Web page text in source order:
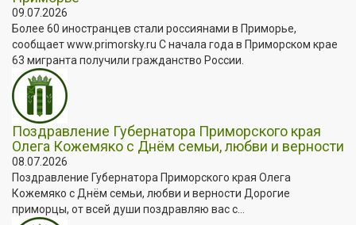
09.07.2026
Более 60 иностранцев стали россиянами в Приморье,
сообщает www.primorsky.ru С начала года в Приморском крае
63 мигранта получили гражданство России.
Поздравление Губернатора Приморского края
Олега Кожемяко с Днём семьи, любви и верности
08.07.2026
Поздравление Губернатора Приморского края Олега
Кожемяко с Днём семьи, любви и верности Дорогие
приморцы, от всей души поздравляю вас с...